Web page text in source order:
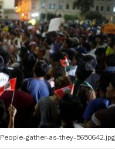
People-gather-as-they-5650642.jpg